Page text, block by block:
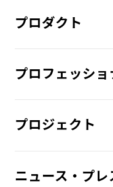
プロダクト
プロフェッシ
プロジェクト
ニュース・プ